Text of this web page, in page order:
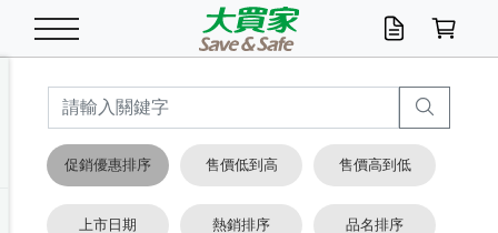
米/五穀/濃湯 米/糙米
五穀/南北貨
油/調味料
食用油
醬油.油膏.蠔油
包麵
碗麵/義大利麵
魚罐
醬菜/玉米罐
休閒零嘴 初一十五拜拜懶
零嘴
美味餅乾
餅乾
糕餅/點心
糖果/蜜餞/果凍
巧克力
茶飲料
果汁咖啡
養生保健/常備品 雞精/飲品
機能保健
奶粉/穀麥片
奶粉
麥片/玉米片
綠茶
紅茶
即溶咖啡
咖啡豆/粉/濾掛
沐浴乳香皂 沐浴乳
香皂/洗手乳
美髮造型
洗髮/護髮
造型髮品
牙 刷
牙膏/漱口水
潔顏產品
卸妝/粉刺調理
臉部保養
面/眼膜
鍋具/飲水/廚房 鍋具/餐具
保鮮/微波
掃除用具/照明/五金
掃除/清潔用具
洗衣/曬衣用具
寢具/家具
收納用品
寵物食品
寵物清潔/百貨
衛生紙/濕巾 抽取衛生紙/濕巾
廚房紙巾/平版/
衣物清潔
洗衣精
洗衣粉/皂
廚房/餐具清潔
浴廁/水管清潔
衛生棉
箱購免運區
嬰兒尿布
廚房家電 料理鍋具
烤箱/微波/電磁爐
季節家電
除濕/清淨機
風扇/防蚊家電
除塵家電
美容家電
電腦周邊
數位週邊
文具/辦公用品 文具用品
辦公文具/收納
汽機車百貨
機車/腳踏車百貨
汽車百貨
戶外/休閒用品
健身/按摩/瑜珈
服飾內著
配件
冷凍免運 生鮮食品
調理食品
箱購免運
食品免運
清潔用品免運
季節活動
店長推薦
促銷優惠排序 售價低到高 售價高到低
上市日期 熱銷排序 品名排序